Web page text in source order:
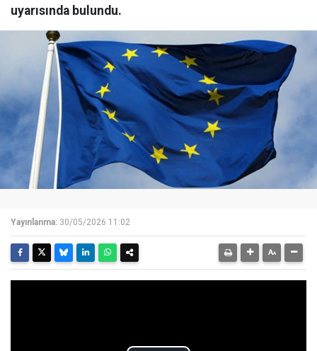
uyarısında bulundu.
Yayınlanma: 30/05/2026 11:02